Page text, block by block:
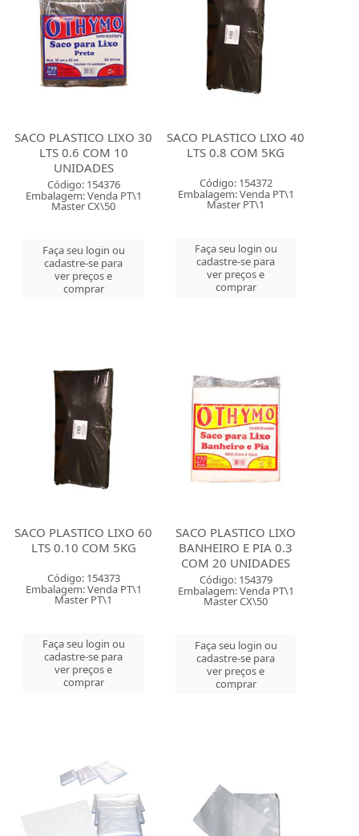
SACO PLASTICO LIXO 30
LTS 0.6 COM 10
UNIDADES
Código: 154376
Embalagem: Venda PT\1
Master CX\50
Faça seu login ou
cadastre-se para
ver preços e
comprar
SACO PLASTICO LIXO 40
LTS 0.8 COM 5KG
Código: 154372
Embalagem: Venda PT\1
Master PT\1
Faça seu login ou
cadastre-se para
ver preços e
comprar
SACO PLASTICO LIXO 60
LTS 0.10 COM 5KG
Código: 154373
Embalagem: Venda PT\1
Master PT\1
Faça seu login ou
cadastre-se para
ver preços e
comprar
SACO PLASTICO LIXO
BANHEIRO E PIA 0.3
COM 20 UNIDADES
Código: 154379
Embalagem: Venda PT\1
Master CX\50
Faça seu login ou
cadastre-se para
ver preços e
comprar